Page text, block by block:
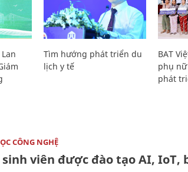
Tìm hướng phát triển du
lịch y tế
BAT
phụ
phát
CÔNG NGHỆ
sinh viên được đào tạo AI, IoT,